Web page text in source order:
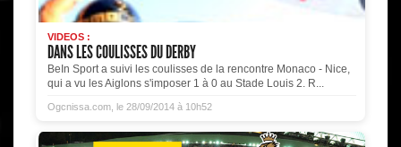
VIDEOS :
DANS LES COULISSES DU DERBY
BeIn Sport a suivi les coulisses de la rencontre Monaco - Nice,
qui a vu les Aiglons s'imposer 1 à 0 au Stade Louis 2. R...
Ogcnissa.com, le 28/09/2014 à 10h52